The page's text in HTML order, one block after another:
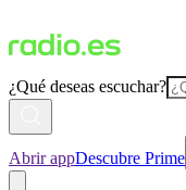
¿Qué deseas escuchar?
Abrir appDescubre Prime